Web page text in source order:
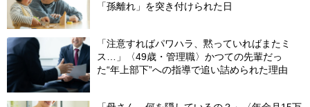
「孫離れ」を突き付けられた日
「注意すればパワハラ、黙っていればまたミ
ス…」〈49歳・管理職〉かつての先輩だっ
た“年上部下”への指導で追い詰められた理由